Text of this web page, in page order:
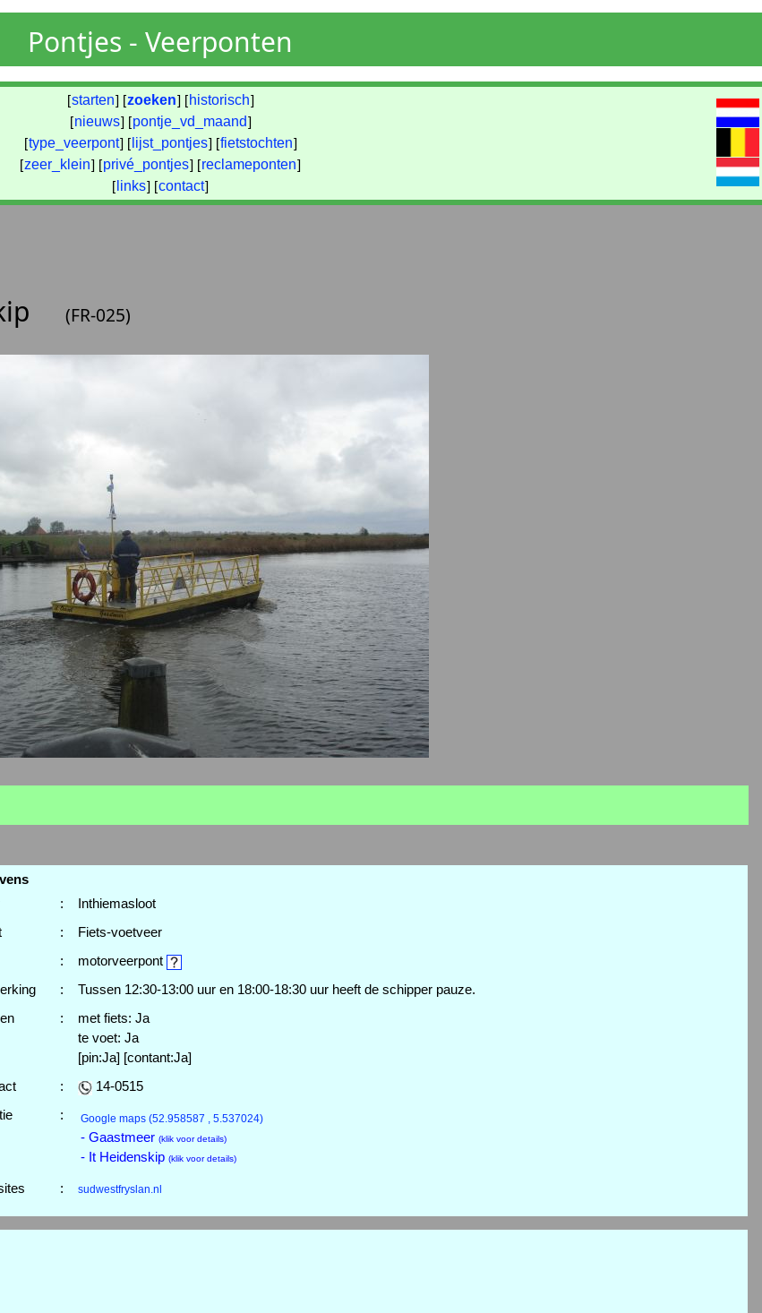
Pontjes - Veerponten
[starten] [zoeken] [ historisch]
[nieuws] [pontje_vd_maand]
[type_veerpont] [ lijst_pontjes] [fietstochten]
[zeer_klein] [privé_pontjes] [reclameponten]
[ links] [contact]
(FR-025)
:
Inthiemasloot
:
Fiets-voetveer
:
motorveerpont
:
Tussen 12:30-13:00 uur en 18:00-18:30 uur heeft de schipper pauze.
:
met fiets: Ja
te voet: Ja
[pin:Ja] [contant:Ja]
:
14-0515
: Google maps (52.958587 , 5.537024)
- Gaastmeer (klik voor details)
- It Heidenskip (klik voor details)
: sudwestfryslan.nl